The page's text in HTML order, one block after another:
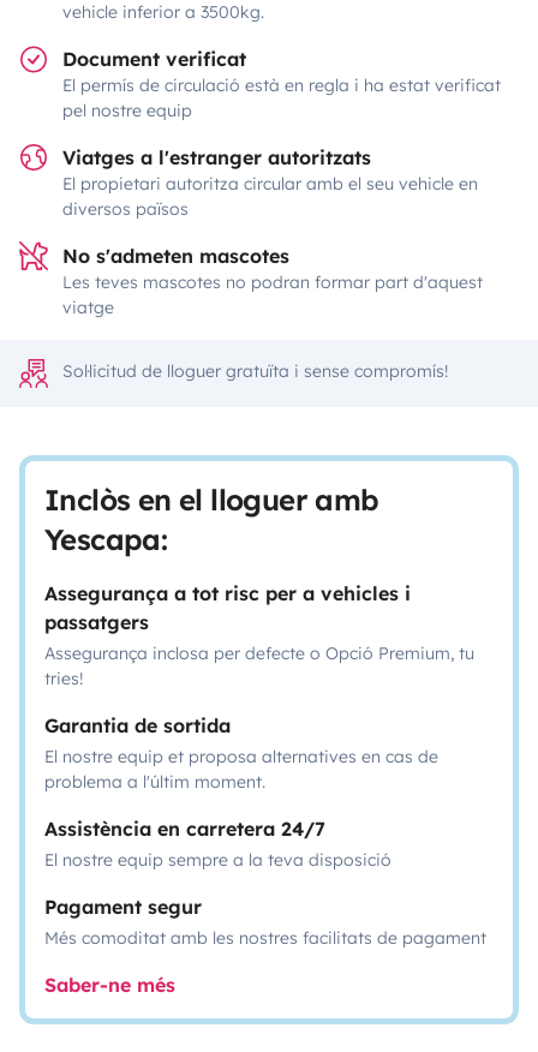
vehicle inferior a 3500kg.
Document verificat
El permís de circulació està en regla i ha estat verificat
pel nostre equip
Viatges a l'estranger autoritzats
El propietari autoritza circular amb el seu vehicle en
diversos països
No s'admeten mascotes
Les teves mascotes no podran formar part d'aquest
viatge
Sol·licitud de lloguer gratuïta i sense compromís!
Inclòs en el lloguer amb
Yescapa:
Assegurança a tot risc per a vehicles i
passatgers
Assegurança inclosa per defecte o Opció Premium, tu
tries!
Garantia de sortida
El nostre equip et proposa alternatives en cas de
problema a l'últim moment.
Assistència en carretera 24/7
El nostre equip sempre a la teva disposició
Pagament segur
Més comoditat amb les nostres facilitats de pagament
Saber-ne més